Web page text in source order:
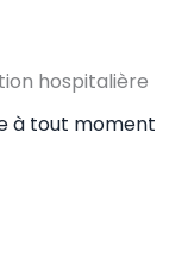
hospitalière
à tout moment